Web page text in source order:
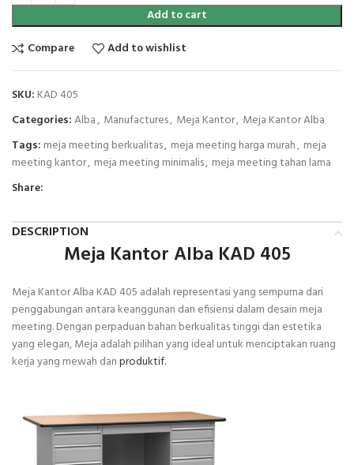
Add to cart
Compare
Add to wishlist
SKU: KAD 405
Categories:Alba, Manufactures, Meja Kantor, Meja Kantor Alba
Tags: meja meeting berkualitas, meja meeting harga murah, meja
meeting kantor, meja meeting minimalis, meja meeting tahan lama
Share:
DESCRIPTION
Meja Kantor Alba KAD 405
Meja Kantor Alba KAD 405 adalah representasi yang sempurna dari
penggabungan antara keanggunan dan efisiensi dalam desain meja
meeting. Dengan perpaduan bahan berkualitas tinggi dan estetika
yang elegan, Meja adalah pilihan yang ideal untuk menciptakan ruang
kerja yang mewah danproduktif.